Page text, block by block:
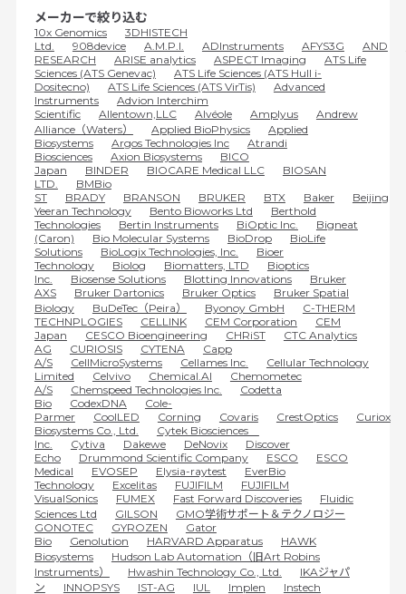
メーカーで絞り込む
10x Genomics
3DHISTECH
Ltd.
908device A.M.P.I. ADInstruments AFYS3G AND
RESEARCH
ARISE analytics ASPECT Imaging
ATS Life
Sciences (ATS Genevac)
ATS Life Sciences (ATS Hull i-
Dositecno)
ATS Life Sciences (ATS VirTis)
Advanced
Instruments
Advion Interchim
Scientific
Allentown,LLC Alvéole Amplyus
Andrew
Alliance（Waters）
Applied BioPhysics
Applied
Biosystems
Argos Technologies Inc
Atrandi
Biosciences
Axion Biosystems
BICO
Japan
BINDER BIOCARE Medical LLC
BIOSAN
LTD.
BMBio
ST
BRADY BRANSON BRUKER BTX Baker
Beijing
Yeeran Technology
Bento Bioworks Ltd
Berthold
Technologies
Bertin Instruments BiOptic Inc.
Bigneat
(Caron)
Bio Molecular Systems BioDrop
BioLife
Solutions
BioLogix Technologies, Inc.
Bioer
Technology
Biolog Biomatters, LTD
Bioptics
Inc.
Biosense Solutions Blotting Innovations
Bruker
AXS
Bruker Dartonics Bruker Optics
Bruker Spatial
Biology
BuDeTec（Peira） Byonoy GmbH
C-THERM
TECHNPLOGIES
CELLINK CEM Corporation
CEM
Japan
CESCO Bioengineering CHRiST
CTC Analytics
AG
CURIOSIS CYTENA
Capp
A/S
CellMicroSystems Cellames Inc.
Cellular Technology
Limited
Celvivo Chemical.AI
Chemometec
A/S
Chemspeed Technologies Inc.
Codetta
Bio
CodexDNA
Cole-
Parmer
CoolLED Corning Covaris CrestOptics
Curiox
Biosystems Co., Ltd.
Cytek Biosciences
Inc.
Cytiva Dakewe DeNovix
Discover
Echo
Drummond Scientific Company ESCO
ESCO
Medical
EVOSEP Elysia-raytest
EverBio
Technology
Excelitas FUJIFILM
FUJIFILM
VisualSonics
FUMEX Fast Forward Discoveries
Fluidic
Sciences Ltd
GILSON
GMO学術サポート＆テクノロジー
GONOTEC
GYROZEN
Gator
Bio
Genolution HARVARD Apparatus
HAWK
Biosystems
Hudson Lab Automation（旧Art Robins
Instruments）
Hwashin Technology Co., Ltd.
IKAジャパ
ン
INNOPSYS IST-AG IUL Implen
Instech